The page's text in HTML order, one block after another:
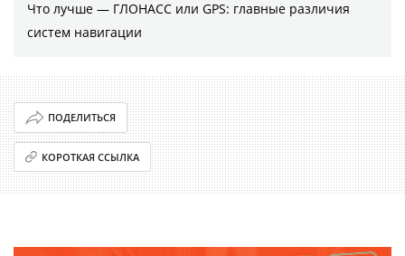
Что лучше — ГЛОНАСС или GPS: главные различия
систем навигации
ПОДЕЛИТЬСЯ
КОРОТКАЯ ССЫЛКА